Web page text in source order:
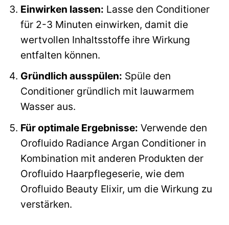
Einwirken lassen: Lasse den Conditioner
für 2-3 Minuten einwirken, damit die
wertvollen Inhaltsstoffe ihre Wirkung
entfalten können.
Gründlich ausspülen: Spüle den
Conditioner gründlich mit lauwarmem
Wasser aus.
Für optimale Ergebnisse: Verwende den
Orofluido Radiance Argan Conditioner in
Kombination mit anderen Produkten der
Orofluido Haarpflegeserie, wie dem
Orofluido Beauty Elixir, um die Wirkung zu
verstärken.